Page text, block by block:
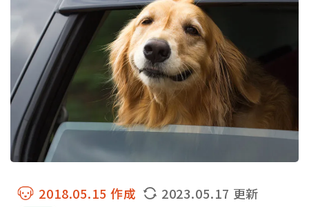
2018.05.15 作成 2023.05.17 更新